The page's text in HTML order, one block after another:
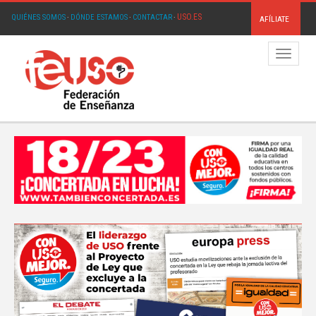
QUIÉNES SOMOS· DÓNDE ESTAMOS· CONTACTAR· USO.ES AFÍLIATE
Menú